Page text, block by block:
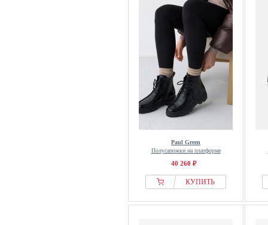
Paul Green
Полусапожки на платформе
40 260 ₽
КУПИТЬ